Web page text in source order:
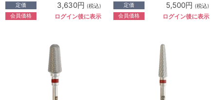
定価 3,630円 (税込)
会員価格 ログイン後に表示
定価 5,500円 (税込)
会員価格 ログイン後に表示